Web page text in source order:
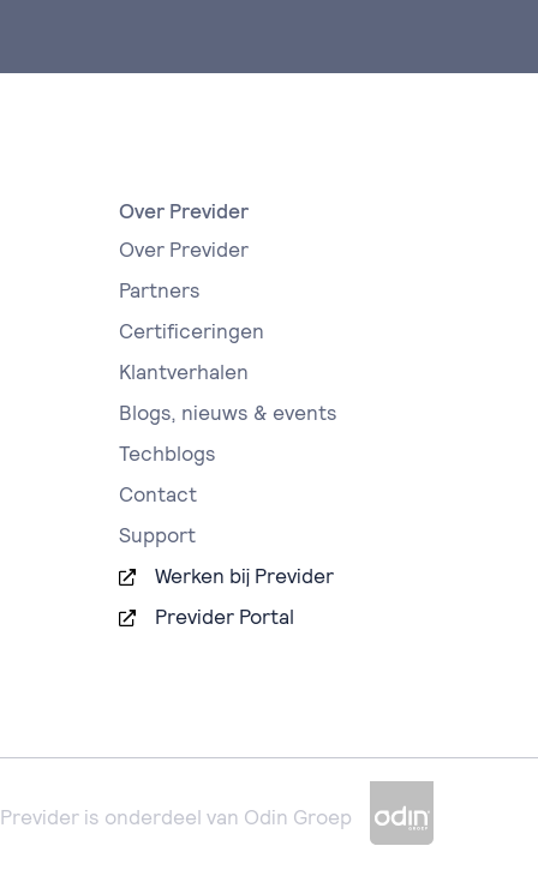
Over Previder
Over Previder
Partners
Certificeringen
Klantverhalen
Blogs, nieuws & events
Techblogs
Contact
Support
Werken bij Previder
Previder Portal
Previder is onderdeel van Odin Groep